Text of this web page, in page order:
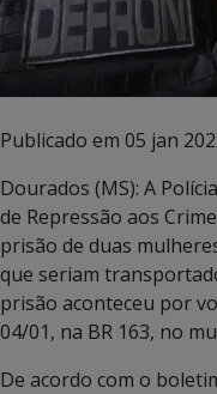
Publicado em 05 jan
Dourados (MS): A
de Repressão aos
prisão de duas
que seriam
prisão aconteceu por
04/01, na BR 163, no
De acordo com o